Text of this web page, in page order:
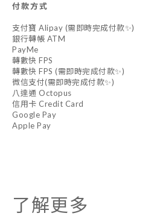
付款方式
支付寶 Alipay (需即時完成付款✨)
銀行轉帳 ATM
PayMe
轉數快 FPS
轉數快 FPS (需即時完成付款✨)
微信支付(需即時完成付款✨)
八達通 Octopus
信用卡 Credit Card
Google Pay
Apple Pay
了解更多